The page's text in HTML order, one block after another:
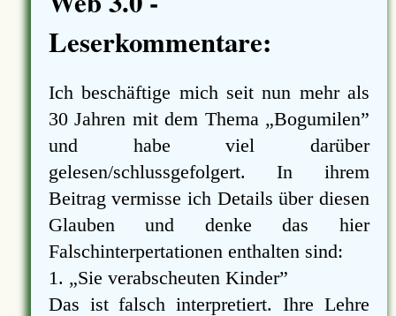
Leserkommentare:
Ich beschäftige mich seit nun mehr als
30 Jahren mit dem Thema
Bogumilen
und habe viel darüber
gelesen/schlussgefolgert. In ihrem
Beitrag vermisse ich Details über diesen
Glauben und denke das hier
Falschinterpertationen enthalten sind:
1.
Sie verabscheuten Kinder
Das ist falsch interpretiert. Ihre Lehre